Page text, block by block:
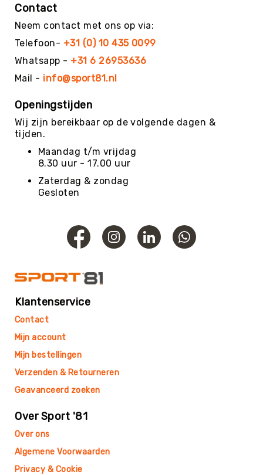
Klimmen
Korfbal
Knotshockey
Lacrosse
(MTB)
Oriëntatie
Pickleball
Pilates
Poull
Roundnet
Rugby
Slacklinen
Skate
Sporten
Spikeball
Squash
Steppen
Tafeltennis
Tafelvoetbal
Contact
Neem contact met ons op via:
Telefoon- +31 (0) 10 435 0099
Whatsapp - +31 6 26953636
Mail - info@sport81.nl
Openingstijden
Wij zijn bereikbaar op de volgende dagen &
tijden.
Maandag t/m vrijdag
8.30 uur - 17.00 uur
Zaterdag & zondag
Gesloten
Klantenservice
Contact
Mijn account
Mijn bestellingen
Verzenden & Retourneren
Geavanceerd zoeken
Over Sport '81
Over ons
Algemene Voorwaarden
Privacy & Cookie